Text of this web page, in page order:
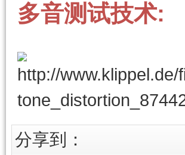
多音测试技术:
分享到：